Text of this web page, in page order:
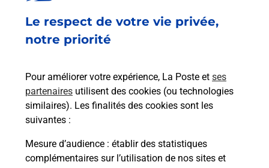
Le respect de votre vie privée,
notre priorité
Pour améliorer votre expérience, La Poste et ses
partenaires utilisent des cookies (ou technologies
similaires). Les finalités des cookies sont les
suivantes :
Mesure d’audience : établir des statistiques
complémentaires sur l’utilisation de nos sites et
Souscrire à la téléassistance
Besoin d’un système de téléassistance à l’intérieur
et/ou à l’extérieur de votre domicile ? Découvrez